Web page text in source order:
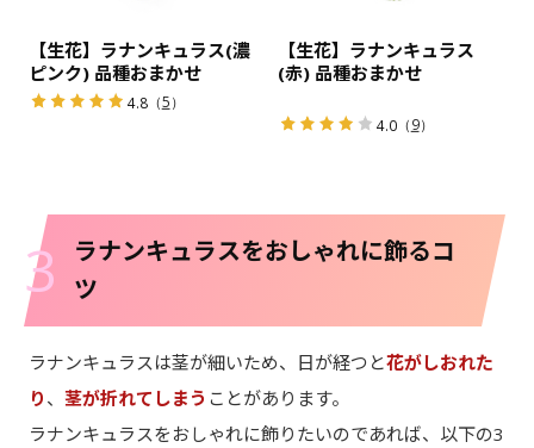
【生花】ラナンキュラス(濃
ピンク) 品種おまかせ
4.8（5）
【生花】ラナンキュラス
(赤) 品種おまかせ
4.0（9）
3
ラナンキュラスをおしゃれに飾るコ
ツ
ラナンキュラスは茎が細いため、日が経つと花がしおれた
り 、 茎が折れてしまう ことがあります。
ラナンキュラスをおしゃれに飾りたいのであれば、以下の3